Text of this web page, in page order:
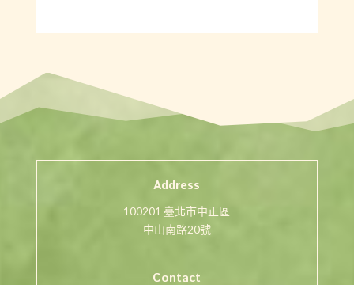
Address
100201 臺北市中正區
中山南路20號
Contact